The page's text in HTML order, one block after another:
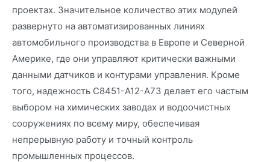
проектах. Значительное количество этих модулей
развернуто на автоматизированных линиях
автомобильного производства в Европе и Северной
Америке, где они управляют критически важными
данными датчиков и контурами управления. Кроме
того, надежность C8451-A12-A73 делает его частым
выбором на химических заводах и водоочистных
сооружениях по всему миру, обеспечивая
непрерывную работу и точный контроль
промышленных процессов.